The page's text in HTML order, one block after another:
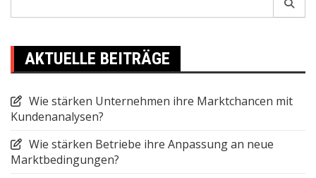
AKTUELLE BEITRÄGE
Wie stärken Unternehmen ihre Marktchancen mit
Kundenanalysen?
Wie stärken Betriebe ihre Anpassung an neue
Marktbedingungen?